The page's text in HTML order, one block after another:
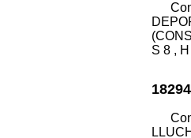
S 8 ,